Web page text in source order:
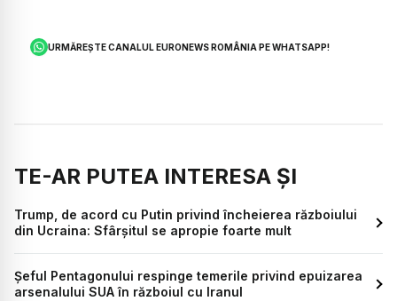
URMĂREȘTE CANALUL EURONEWS ROMÂNIA PE WHATSAPP!
TE-AR PUTEA INTERESA ȘI
Trump, de acord cu Putin privind încheierea războiului
din Ucraina: Sfârșitul se apropie foarte mult
Șeful Pentagonului respinge temerile privind epuizarea
arsenalului SUA în războiul cu Iranul